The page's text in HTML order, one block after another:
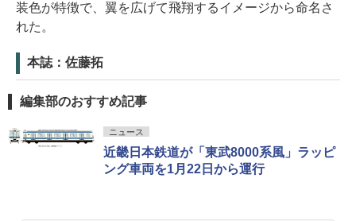
装色が特徴で、翼を広げて飛翔するイメージから命名さ
れた。
本誌：佐藤拓
編集部のおすすめ記事
ニュース
近畿日本鉄道が「東武8000系風」ラッピ
ング車両を1月22日から運行